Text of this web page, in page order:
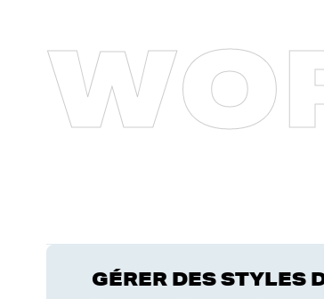
WO
GÉRER DES STYLES